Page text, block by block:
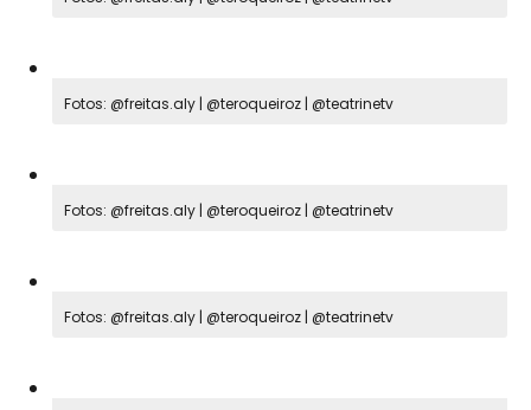
Fotos: @freitas.aly | @teroqueiroz | @teatrinetv
Fotos: @freitas.aly | @teroqueiroz | @teatrinetv
Fotos: @freitas.aly | @teroqueiroz | @teatrinetv